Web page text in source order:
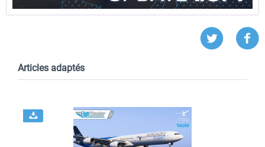
Articles adaptés